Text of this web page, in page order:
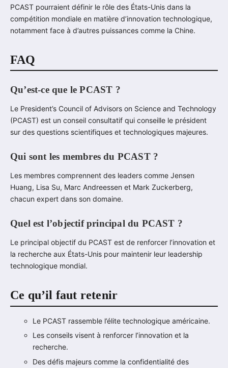
PCAST pourraient définir le rôle des États-Unis dans la
compétition mondiale en matière d’innovation technologique,
notamment face à d’autres puissances comme la Chine.
FAQ
Qu’est-ce que le PCAST ?
Le President’s Council of Advisors on Science and Technology
(PCAST) est un conseil consultatif qui conseille le président
sur des questions scientifiques et technologiques majeures.
Qui sont les membres du PCAST ?
Les membres comprennent des leaders comme Jensen
Huang, Lisa Su, Marc Andreessen et Mark Zuckerberg,
chacun expert dans son domaine.
Quel est l’objectif principal du PCAST ?
Le principal objectif du PCAST est de renforcer l’innovation et
la recherche aux États-Unis pour maintenir leur leadership
technologique mondial.
Ce qu’il faut retenir
Le PCAST rassemble l’élite technologique américaine.
Les conseils visent à renforcer l’innovation et la
recherche.
Des défis majeurs comme la confidentialité des